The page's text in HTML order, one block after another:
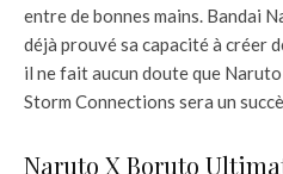
entre de bonnes mains. Bandai
déjà prouvé sa capacité à créer
il ne fait aucun doute que
Storm Connections sera un
Naruto X Boruto